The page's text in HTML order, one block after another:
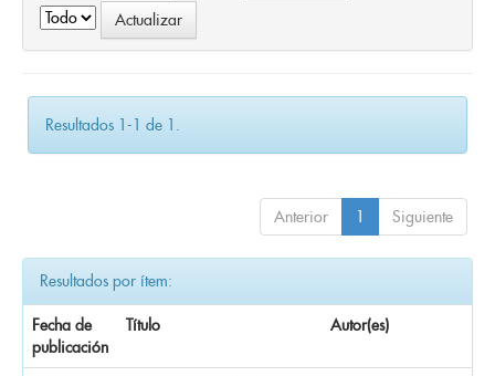
Resultados 1-1 de 1.
Anterior 1 Siguiente
Resultados por ítem:
Fecha de
publicación
Título Autor(es)